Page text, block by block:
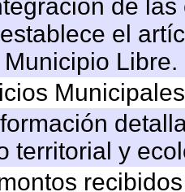
de
el
Libre.
territorial y